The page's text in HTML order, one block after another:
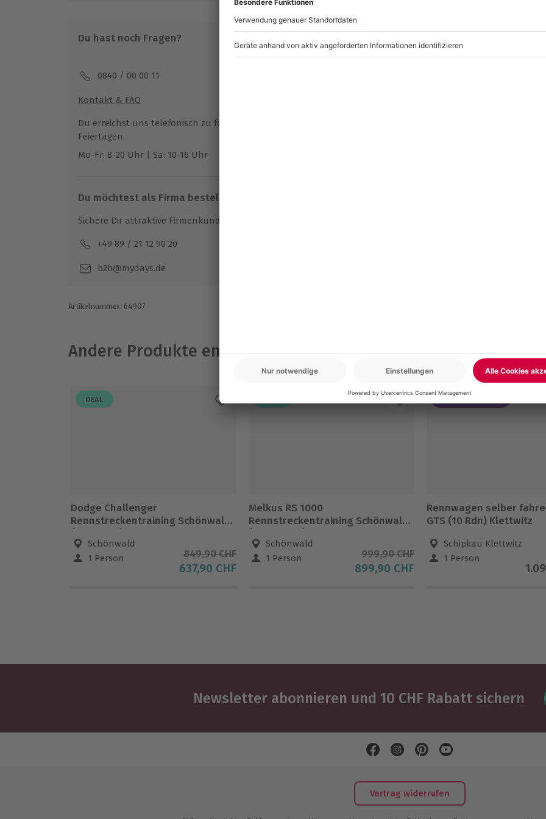
Von März bis Oktober zu bestimmten Terminen verfügbar
Teilnahmebedingungen
Unterschriebener Haftungsausschluss
verschieben oder im Ganzen die Veranstaltung zu unterbrechen oder
abzusagen
Ausrüstung & Kleidung
Teilnehmer
Du hast noch Fragen?
0840 / 00 00 11
Kontakt & FAQ
Du erreichst uns telefonisch zu folgenden Zeiten, außer an bundesweiten
Feiertagen:
Mo-Fr: 8-20 Uhr | Sa: 10-16 Uhr
Du möchtest als Firma bestellen?
Sichere Dir attraktive Firmenkunden Vorteile.
+49 89 / 21 12 90 20
b2b@mydays.de
Artikelnummer: 64907
Andere Produkte entdecken
DEAL
Dodge Challenger
Rennstreckentraining Schönwald
(6 Runden)
Schönwald
1 Person
849,90 CHF
637,90 CHF
Melkus RS 1000
Rennstreckentraining Schönwald
(10 Runden)
Schönwald
1 Person
999,90 CHF
899,90 CHF
Rennwagen selber
GTS (10 Rdn) Klettwitz
Schipkau Klettwitz
1 Person
Newsletter abonnieren und 10 CHF Rabatt sichern
Vertrag widerrufen